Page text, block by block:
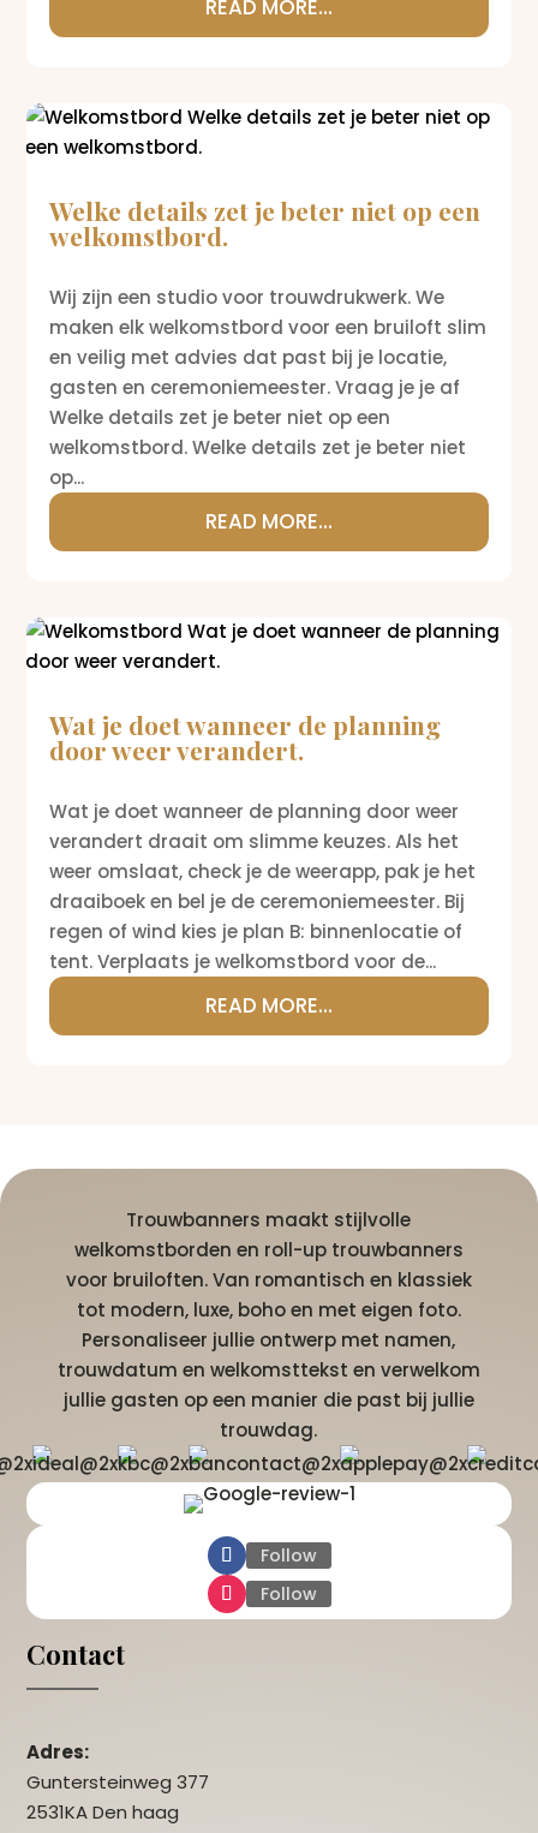
READ MORE...
Welke details zet je beter niet op een
welkomstbord.
Wij zijn een studio voor trouwdrukwerk. We
maken elk welkomstbord voor een bruiloft slim
en veilig met advies dat past bij je locatie,
gasten en ceremoniemeester. Vraag je je af
Welke details zet je beter niet op een
welkomstbord. Welke details zet je beter niet
op...
READ MORE...
Wat je doet wanneer de planning
door weer verandert.
Wat je doet wanneer de planning door weer
verandert draait om slimme keuzes. Als het
weer omslaat, check je de weerapp, pak je het
draaiboek en bel je de ceremoniemeester. Bij
regen of wind kies je plan B: binnenlocatie of
tent. Verplaats je welkomstbord voor de...
READ MORE...
Trouwbanners maakt stijlvolle
welkomstborden en roll-up trouwbanners
voor bruiloften. Van romantisch en klassiek
tot modern, luxe, boho en met eigen foto.
Personaliseer jullie ontwerp met namen,
trouwdatum en welkomsttekst en verwelkom
jullie gasten op een manier die past bij jullie
trouwdag.
Follow
Follow
Contact
Adres:
Guntersteinweg 377
2531KA Den haag